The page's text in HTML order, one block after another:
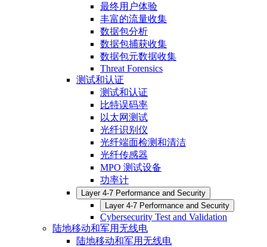
最终用户体验
丰富的流量收集
数据包分析
数据包捕获收集
数据包元数据收集
Threat Forensics
测试和认证
测试和认证
比特误码率
以太网测试
光纤识别仪
光纤端面检测和清洁
光纤传感器
MPO 测试设备
功率计
Layer 4-7 Performance and Security
Layer 4-7 Performance and Security
Cybersecurity Test and Validation
陆地移动和军用无线电
陆地移动和军用无线电